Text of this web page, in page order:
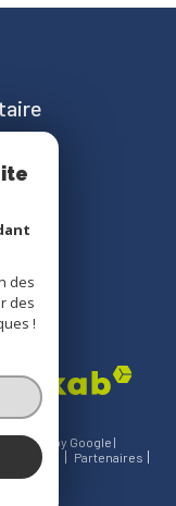
by Google |
Admin
Partenaires
des
des
!